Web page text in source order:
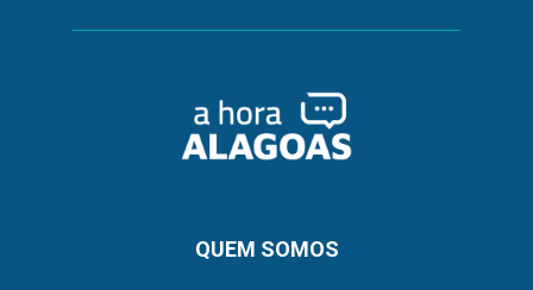
QUEM SOMOS